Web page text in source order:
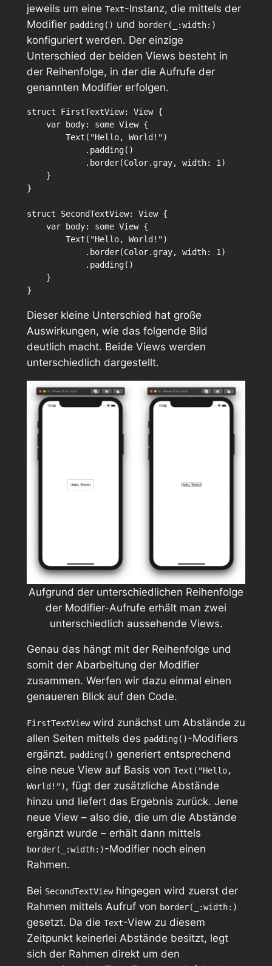
jeweils um eine Text-Instanz, die mittels der
Modifier padding() und border(_:width:)
konfiguriert werden. Der einzige
Unterschied der beiden Views besteht in
der Reihenfolge, in der die Aufrufe der
genannten Modifier erfolgen.
struct FirstTextView: View {
}
struct SecondTextView: View {
Dieser kleine Unterschied hat große
Auswirkungen, wie das folgende Bild
deutlich macht. Beide Views werden
unterschiedlich dargestellt.
Aufgrund der unterschiedlichen Reihenfolge
der Modifier-Aufrufe erhält man zwei
unterschiedlich aussehende Views.
Genau das hängt mit der Reihenfolge und
somit der Abarbeitung der Modifier
zusammen. Werfen wir dazu einmal einen
genaueren Blick auf den Code.
FirstTextViewwird zunächst um Abstände zu
allen Seiten mittels des padding()-Modifiers
ergänzt. padding() generiert entsprechend
eine neue View auf Basis von Text("Hello,
World!"), fügt der zusätzliche Abstände
hinzu und liefert das Ergebnis zurück. Jene
neue View – also die, die um die Abstände
ergänzt wurde – erhält dann mittels
border(_:width:)-Modifier noch einen
Rahmen.
Bei SecondTextViewhingegen wird zuerstder
Rahmen mittels Aufruf von border(_:width:)
gesetzt. Da die Text-View zu diesem
Zeitpunkt keinerlei Abstände besitzt, legt
sich der Rahmen direkt um den